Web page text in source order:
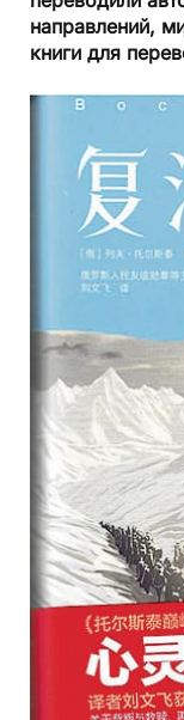
направлений,
книги для